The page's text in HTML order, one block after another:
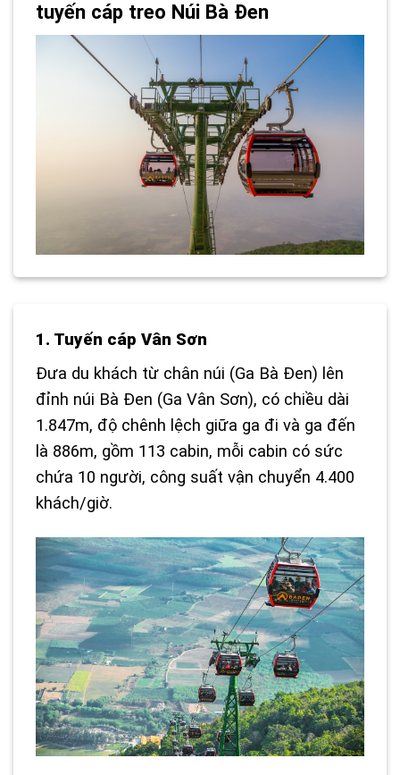
tuyến cáp treo Núi Bà Đen
1. Tuyến cáp Vân Sơn
Đưa du khách từ chân núi (Ga Bà Đen) lên
đỉnh núi Bà Đen (Ga Vân Sơn), có chiều dài
1.847m, độ chênh lệch giữa ga đi và ga đến
là 886m, gồm 113 cabin, mỗi cabin có sức
chứa 10 người, công suất vận chuyển 4.400
khách/giờ.